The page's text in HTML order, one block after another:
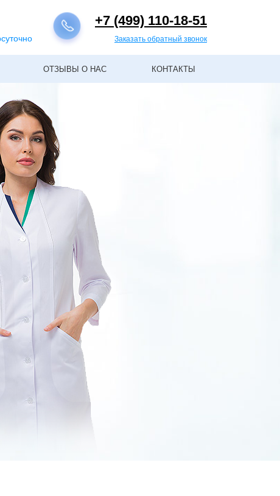
+7 (499) 110-18-51
Заказать обратный звонок
ОТЗЫВЫ О НАС КОНТАКТЫ